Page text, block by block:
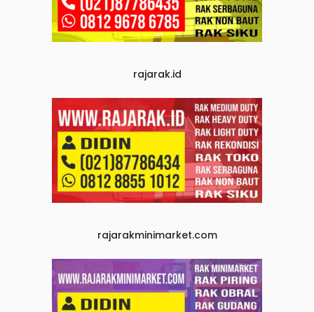
rajarak.id
rajarakminimarket.com